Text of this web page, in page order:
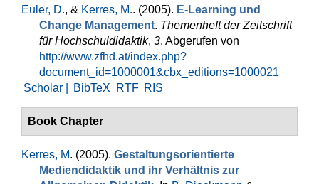
Euler, D., & Kerres, M.. (2005). E-Learning und
Change Management. Themenheft der Zeitschrift
für Hochschuldidaktik, 3. Abgerufen von
http://www.zfhd.at/index.php?
document_id=1000001&cbx_editions=1000021
Scholar |
BibTeX RTF RIS
Book Chapter
Kerres, M. (2005). Gestaltungsorientierte
Mediendidaktik und ihr Verhältnis zur